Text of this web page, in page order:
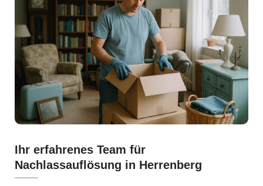
Ihr erfahrenes Team für
Nachlassauflösung in Herrenberg